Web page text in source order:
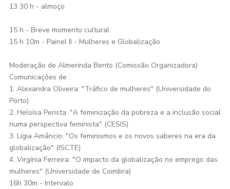
13 30 h - almoço
15 h - Breve momento cultural
15 h 10m - Painel II - Mulheres e Globalização
Moderação de Almerinda Bento (Comissão Organizadora)
Comunicações de :
1. Alexandra Oliveira: "Tráfico de mulheres" (Universidade do
Porto)
2. Heloísa Perista: "A feminização da pobreza e a inclusão social
numa perspectiva feminista" (CESIS)
3. Lígia Amâncio: "Os feminismos e os novos saberes na era da
globalização" (ISCTE)
4. Virgínia Ferreira: "O impacto da globalização no emprego das
mulheres" (Universidade de Coimbra)
16h 30m - Intervalo